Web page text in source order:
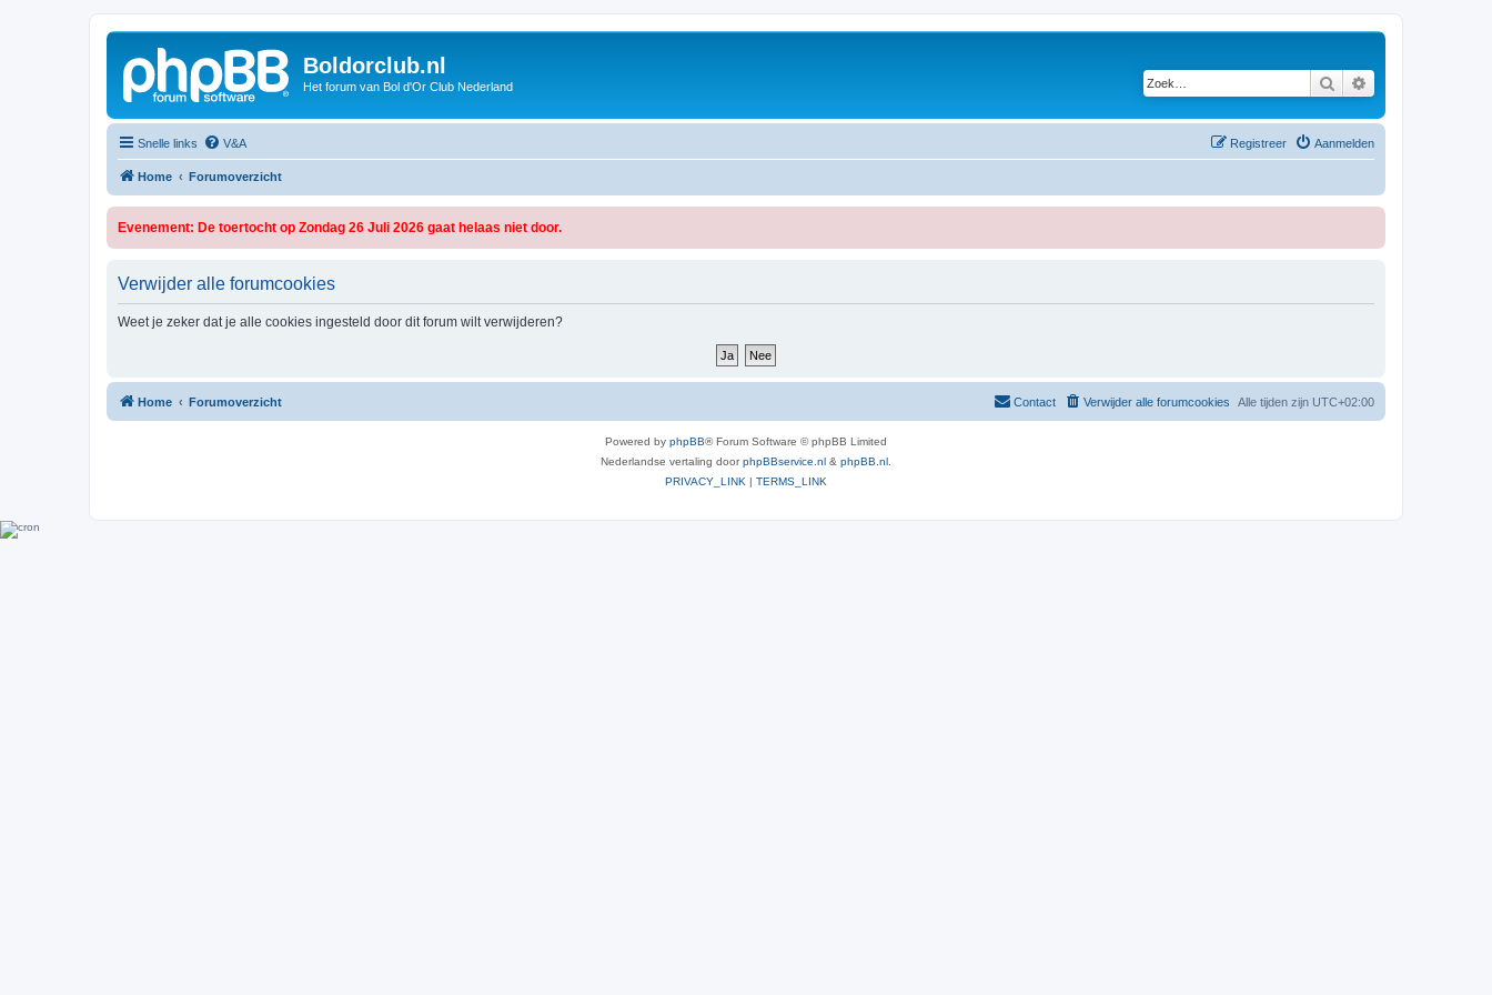
Boldorclub.nl
Het forum van Bol d'Or Club Nederland Zoek
Snelle links V&A Aanmelden
Registreer
Home Forumoverzicht
Evenement: De toertocht op Zondag 26 Juli 2026 gaat helaas niet door.
Verwijder alle forumcookies
Weet je zeker dat je alle cookies ingesteld door dit forum wilt verwijderen?
Home Forumoverzicht Alle tijden zijn UTC+02:00
Verwijder alle forumcookies
Contact
Powered by phpBB® Forum Software © phpBB Limited
Nederlandse vertaling doorphpBBservice.nl & phpBB.nl
PRIVACY_LINK | TERMS_LINK